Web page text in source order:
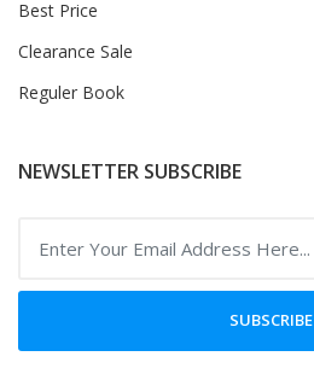
Best Price
Clearance Sale
Reguler Book
NEWSLETTER SUBSCRIBE
SUBSCRIBE